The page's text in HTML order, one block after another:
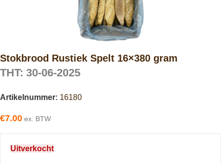
Stokbrood Rustiek Spelt 16×380 gram
THT: 30-06-2025
Artikelnummer: 16180
€7.00 ex. BTW
Uitverkocht